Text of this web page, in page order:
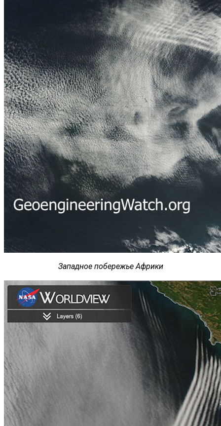
Западное побережье Африки